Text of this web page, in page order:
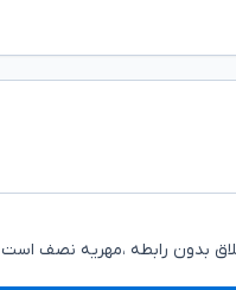
بدون رابطه ،مهریه نصف است